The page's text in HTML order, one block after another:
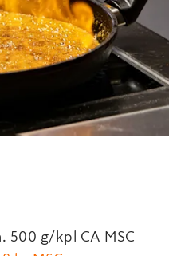
500 g/kpl CA MSC